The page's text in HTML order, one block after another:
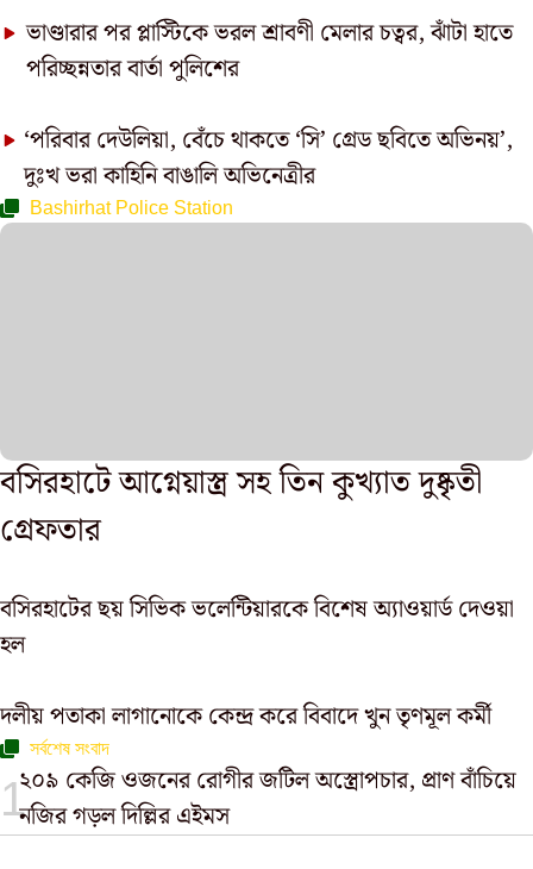
ভাণ্ডারার পর প্লাস্টিকে ভরল শ্রাবণী মেলার চত্বর, ঝাঁটা হাতে
পরিচ্ছন্নতার বার্তা পুলিশের
‘পরিবার দেউলিয়া, বেঁচে থাকতে ‘সি’ গ্রেড ছবিতে অভিনয়’,
দুঃখ ভরা কাহিনি বাঙালি অভিনেত্রীর
Bashirhat Police Station
বসিরহাটে আগ্নেয়াস্ত্র সহ তিন কুখ্যাত দুষ্কৃতী
গ্রেফতার
বসিরহাটের ছয় সিভিক ভলেন্টিয়ারকে বিশেষ অ্যাওয়ার্ড দেওয়া
হল
দলীয় পতাকা লাগানোকে কেন্দ্র করে বিবাদে খুন তৃণমূল কর্মী
সর্বশেষ সংবাদ
২০৯ কেজি ওজনের রোগীর জটিল অস্ত্রোপচার, প্রাণ বাঁচিয়ে
নজির গড়ল দিল্লির এইমস